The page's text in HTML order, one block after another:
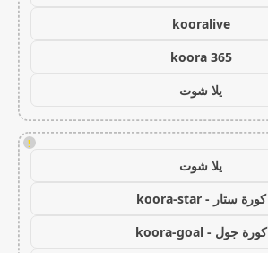
kooralive
koora 365
يلا شوت
!
يلا شوت
كورة ستار - koora-star
كورة جول - koora-goal